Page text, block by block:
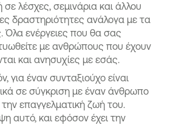
λέσχες, σεμινάρια και άλλου
δραστηριότητες ανάλογα με τα
Όλα ενέργειες που θα σας
με ανθρώπους που έχουν
και ανησυχίες με εσάς.
για έναν συνταξιούχο είναι
σε σύγκριση με έναν άνθρωπο
επαγγελματική ζωή του.
αυτό, και εφόσον έχει την